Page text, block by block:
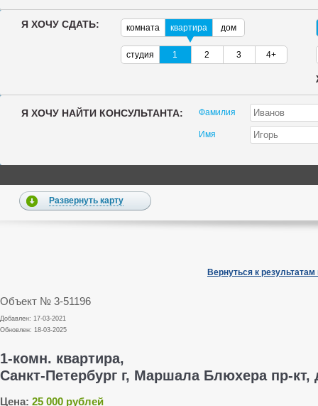
Я ХОЧУ СДАТЬ: комната квартира дом
студия 1 2 3 4+
Я ХОЧУ НАЙТИ КОНСУЛЬТАНТА: Фамилия
Имя
Развернуть карту
Вернуться к результатам
Объект № 3-51196
Добавлен: 17-03-2021
Обновлен: 18-03-2025
1-комн. квартира,
Санкт-Петербург г, Маршала Блюхера пр-кт,
Цена: 25 000 рублей